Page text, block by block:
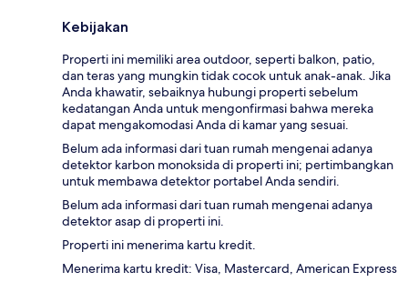
Kebijakan
Properti ini memiliki area outdoor, seperti balkon, patio,
dan teras yang mungkin tidak cocok untuk anak-anak. Jika
Anda khawatir, sebaiknya hubungi properti sebelum
kedatangan Anda untuk mengonfirmasi bahwa mereka
dapat mengakomodasi Anda di kamar yang sesuai.
Belum ada informasi dari tuan rumah mengenai adanya
detektor karbon monoksida di properti ini; pertimbangkan
untuk membawa detektor portabel Anda sendiri.
Belum ada informasi dari tuan rumah mengenai adanya
detektor asap di properti ini.
Properti ini menerima kartu kredit.
Menerima kartu kredit: Visa, Mastercard, American Express